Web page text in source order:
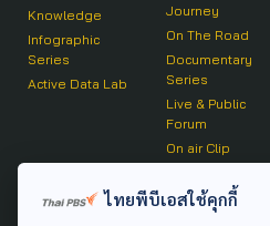
Knowledge
Infographic
Series
Active Data Lab
Journey
On The Road
Documentary
Series
Live & Public
Forum
On air Clip
ไทยพีบีเอสใช้คุกกี้